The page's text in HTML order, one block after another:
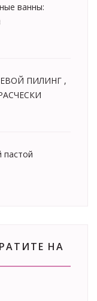
ванны:
ПИЛИНГ ,
пастой
НА